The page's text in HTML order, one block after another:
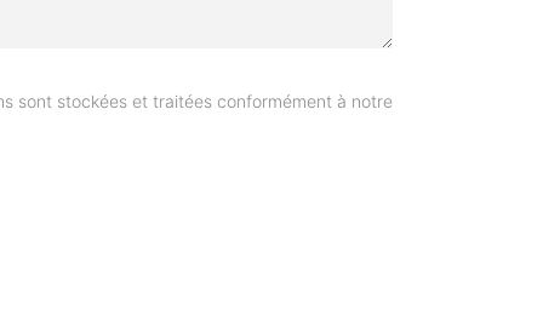
sont stockées et traitées conformément à notre